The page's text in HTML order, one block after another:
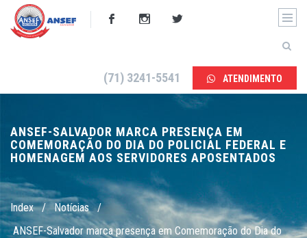
(71) 3241-5541 ATENDIMENTO
ANSEF-SALVADOR MARCA PRESENÇA EM
COMEMORAÇÃO DO DIA DO POLICIAL FEDERAL E
HOMENAGEM AOS SERVIDORES APOSENTADOS
Index / Notícias
/
ANSEF-Salvador marca presença em Comemoração do Dia do